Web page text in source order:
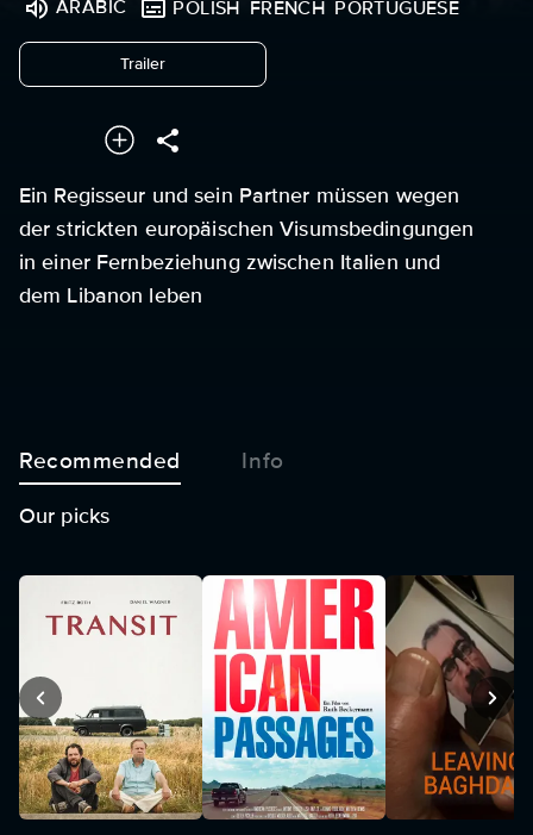
ARABIC
POLISH FRENCH PORTUGUESE
Trailerundefined
Ein Regisseur und sein Partner müssen wegen
der strickten europäischen Visumsbedingungen
in einer Fernbeziehung zwischen Italien und
dem Libanon leben
Recommended Info
Our picks